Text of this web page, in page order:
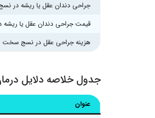
جراحی دندان عقل یا ریشه در
قیمت جراحی دندان عقل یا
هزینه جراحی عقل در نسج سخت
جدول خلاصه دلایل
عنوان